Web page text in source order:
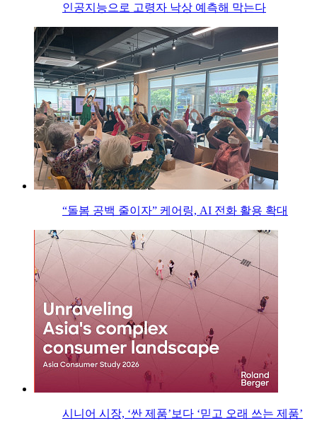
인공지능으로 고령자 낙상 예측해 막는다
“돌봄 공백 줄이자” 케어링, AI 전화 활용 확대
시니어 시장, ‘싼 제품’보다 ‘믿고 오래 쓰는 제품’